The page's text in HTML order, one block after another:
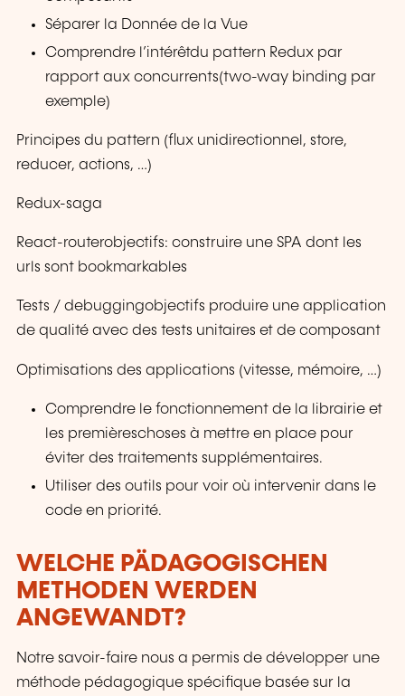
Séparer la Donnée de la Vue
Comprendre l’intérêtdu pattern Redux par
rapport aux concurrents(two-way binding par
exemple)
Principes du pattern (flux unidirectionnel, store,
reducer, actions, …)
Redux-saga
React-routerobjectifs: construire une SPA dont les
urls sont bookmarkables
Tests / debuggingobjectifs produire une application
de qualité avec des tests unitaires et de composant
Optimisations des applications (vitesse, mémoire, …)
Comprendre le fonctionnement de la librairie et
les premièreschoses à mettre en place pour
éviter des traitements supplémentaires.
Utiliser des outils pour voir où intervenir dans le
code en priorité.
WELCHE PÄDAGOGISCHEN
METHODEN WERDEN
ANGEWANDT?
Notre savoir-faire nous a permis de développer une
méthode pédagogique spécifique basée sur la